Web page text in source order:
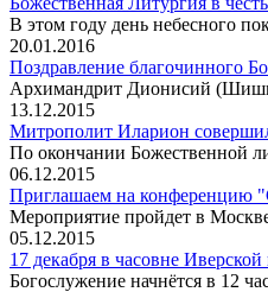
В этом году день небесного
20.01.2016
Поздравление благочинного
Архимандрит Дионисий
13.12.2015
Митрополит Иларион
По окончании Божественной
06.12.2015
Приглашаем на конференцию
Мероприятие пройдет в
05.12.2015
17 декабря в часовне
Богослужение начнётся в 12